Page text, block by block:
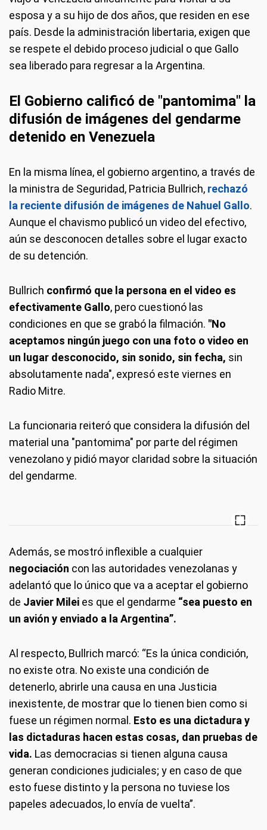
esposa y a su hijo de dos años, que residen en ese
país. Desde la administración libertaria, exigen que
se respete el debido proceso judicial o que Gallo
sea liberado para regresar a la Argentina.
El Gobierno calificó de "pantomima" la
difusión de imágenes del gendarme
detenido en Venezuela
En la misma línea, el gobierno argentino, a través de
la ministra de Seguridad, Patricia Bullrich, rechazó
la reciente difusión de imágenes de Nahuel Gallo.
Aunque el chavismo publicó un video del efectivo,
aún se desconocen detalles sobre el lugar exacto
de su detención.
Bullrich confirmó que la persona en el video es
efectivamente Gallo, pero cuestionó las
condiciones en que se grabó la filmación. "No
aceptamos ningún juego con una foto o video en
un lugar desconocido, sin sonido, sin fecha, sin
absolutamente nada", expresó este viernes en
Radio Mitre.
La funcionaria reiteró que considera la difusión del
material una "pantomima" por parte del régimen
venezolano y pidió mayor claridad sobre la situación
del gendarme.
Además, se mostró inflexible a cualquier
negociación con las autoridades venezolanas y
adelantó que lo único que va a aceptar el gobierno
de Javier Milei es que el gendarme “sea puesto en
un avión y enviado a la Argentina”.
Al respecto, Bullrich marcó: “Es la única condición,
no existe otra. No existe una condición de
detenerlo, abrirle una causa en una Justicia
inexistente, de mostrar que lo tienen bien como si
fuese un régimen normal. Esto es una dictadura y
las dictaduras hacen estas cosas, dan pruebas de
vida. Las democracias si tienen alguna causa
generan condiciones judiciales; y en caso de que
esto fuese distinto y la persona no tuviese los
papeles adecuados, lo envía de vuelta”.